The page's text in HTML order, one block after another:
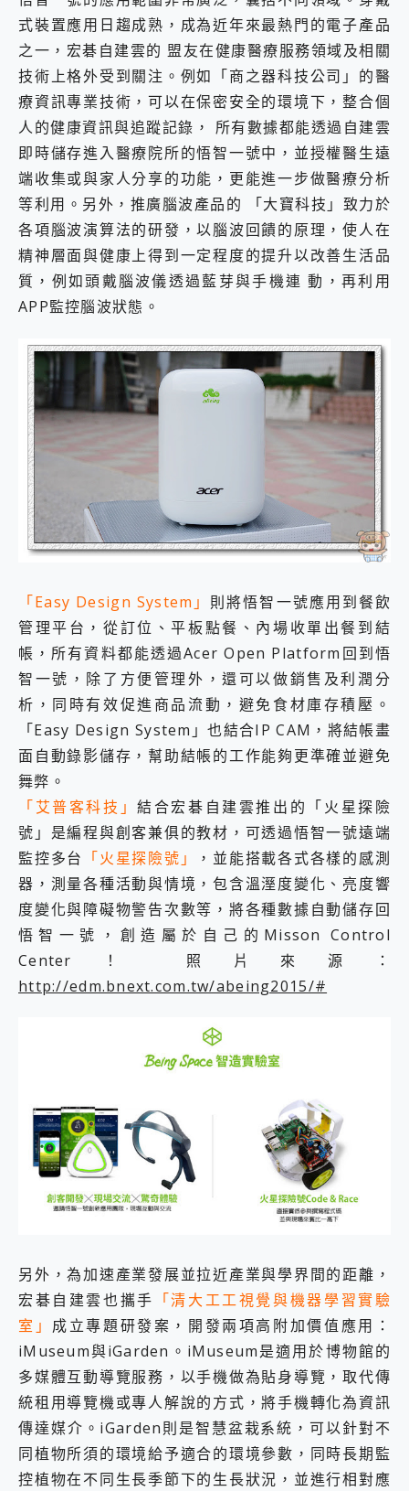
式裝置應用日趨成熟，成為近年來最熱門的電子產品
之一，宏碁自建雲的 盟友在健康醫療服務領域及相關
技術上格外受到關注。例如「商之器科技公司」的醫
療資訊專業技術，可以在保密安全的環境下，整合個
人的健康資訊與追蹤記錄， 所有數據都能透過自建雲
即時儲存進入醫療院所的悟智一號中，並授權醫生遠
端收集或與家人分享的功能，更能進一步做醫療分析
等利用。另外，推廣腦波產品的 「大寶科技」致力於
各項腦波演算法的研發，以腦波回饋的原理，使人在
精神層面與健康上得到一定程度的提升以改善生活品
質，例如頭戴腦波儀透過藍芽與手機連 動，再利用
APP監控腦波狀態。
「Easy Design System」 則將悟智一號應用到餐飲
管理平台，從訂位、平板點餐、內場收單出餐到結
帳，所有資料都能透過Acer Open Platform回到悟
智一號，除了方便管理外，還可以做銷售及利潤分
析，同時有效促進商品流動，避免食材庫存積壓。
「Easy Design System」也結合IP CAM，將結帳畫
面自動錄影儲存，幫助結帳的工作能夠更準確並避免
舞弊。
「艾普客科技」結合宏碁自建雲推出的「火星探險
號」是編程與創客兼俱的教材，可透過悟智一號遠端
監控多台 「火星探險號」
，並能搭載各式各樣的感測
器，測量各種活動與情境，包含溫溼度變化、亮度響
度變化與障礙物警告次數等，將各種數據自動儲存回
悟智一號，創造屬於自己的Misson Control
Center！ 照片來源：
http://edm.bnext.com.tw/abeing2015/#
另外，為加速產業發展並拉近產業與學界間的距離，
宏碁自建雲也攜手 「清大工工視覺與機器學習實驗
室」 成立專題研發案，開發兩項高附加價值應用：
iMuseum與iGarden。iMuseum是適用於博物館的
多媒體互動導覽服務，以手機做為貼身導覽，取代傳
統租用導覽機或專人解說的方式，將手機轉化為資訊
傳達媒介。iGarden則是智慧盆栽系統，可以針對不
同植物所須的環境給予適合的環境參數，同時長期監
控植物在不同生長季節下的生長狀況，並進行相對應